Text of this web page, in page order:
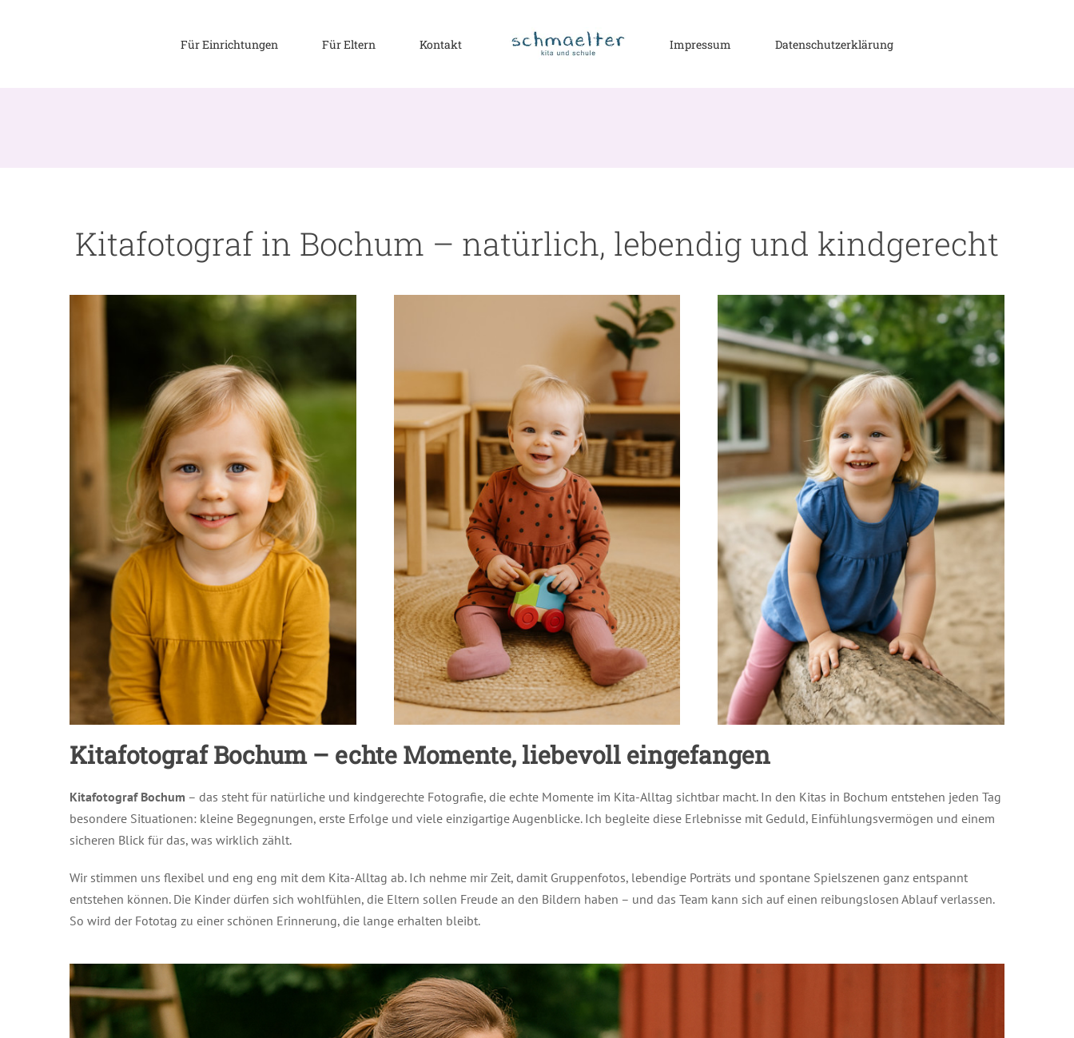
Für Einrichtungen Für Eltern Kontakt Impressum Datenschutzerklärung
Kitafotograf in Bochum – natürlich, lebendig und kindgerecht
Kitafotograf Bochum – echte Momente, liebevoll eingefangen
Kitafotograf Bochum – das steht für natürliche und kindgerechte Fotografie, die echte Momente im Kita-Alltag sichtbar macht. In den Kitas in Bochum entstehen jeden Tag
besondere Situationen: kleine Begegnungen, erste Erfolge und viele einzigartige Augenblicke. Ich begleite diese Erlebnisse mit Geduld, Einfühlungsvermögen und einem
sicheren Blick für das, was wirklich zählt.
Wir stimmen uns flexibel und eng eng mit dem Kita-Alltag ab. Ich nehme mir Zeit, damit Gruppenfotos, lebendige Porträts und spontane Spielszenen ganz entspannt
entstehen können. Die Kinder dürfen sich wohlfühlen, die Eltern sollen Freude an den Bildern haben – und das Team kann sich auf einen reibungslosen Ablauf verlassen.
So wird der Fototag zu einer schönen Erinnerung, die lange erhalten bleibt.